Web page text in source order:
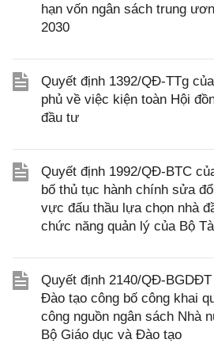
hạn vốn ngân sách trung
2030
Quyết định 1392/QĐ-TTg
phủ về việc kiện toàn Hội
đầu tư
Quyết định 1992/QĐ-BTC
bố thủ tục hành chính sửa
vực đấu thầu lựa chọn nhà
chức năng quản lý của Bộ
Quyết định 2140/QĐ-
Đào tạo công bố công khai
công nguồn ngân sách Nhà
Bộ Giáo dục và Đào tạo